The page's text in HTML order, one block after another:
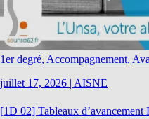
1er degré, Accompagnement,
juillet 17, 2026 | AISNE
[1D 02] Tableaux d’avancement